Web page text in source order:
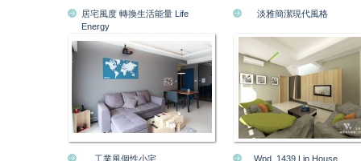
居宅風度 轉換生活能量 Life
Energy
淡雅簡潔現代風格
工業風個性小宅 Wpd_1439 Lin House